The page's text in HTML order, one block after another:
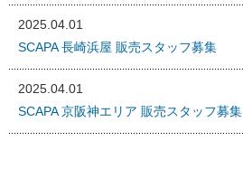
2025.04.01
SCAPA 長崎浜屋 販売スタッフ募集
2025.04.01
SCAPA 京阪神エリア 販売スタッフ募集